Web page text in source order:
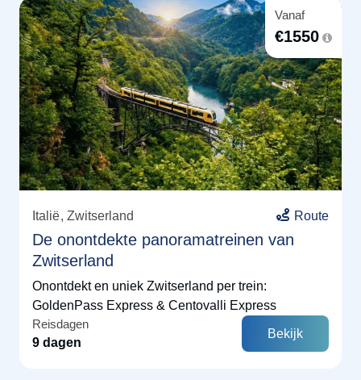
Vanaf
€1550
Italië Zwitserland Route
De onontdekte panoramatreinen van
Zwitserland
Onontdekt en uniek Zwitserland per trein:
GoldenPass Express & Centovalli Express
Reisdagen
9 dagen
Bekijk